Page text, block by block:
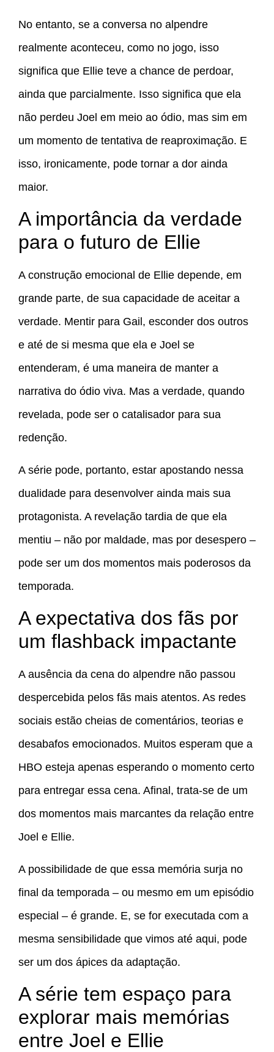
No entanto, se a conversa no alpendre
realmente aconteceu, como no jogo, isso
significa que Ellie teve a chance de perdoar,
ainda que parcialmente. Isso significa que ela
não perdeu Joel em meio ao ódio, mas sim em
um momento de tentativa de reaproximação. E
isso, ironicamente, pode tornar a dor ainda
maior.
A importância da verdade
para o futuro de Ellie
A construção emocional de Ellie depende, em
grande parte, de sua capacidade de aceitar a
verdade. Mentir para Gail, esconder dos outros
e até de si mesma que ela e Joel se
entenderam, é uma maneira de manter a
narrativa do ódio viva. Mas a verdade, quando
revelada, pode ser o catalisador para sua
redenção.
A série pode, portanto, estar apostando nessa
dualidade para desenvolver ainda mais sua
protagonista. A revelação tardia de que ela
mentiu – não por maldade, mas por desespero –
pode ser um dos momentos mais poderosos da
temporada.
A expectativa dos fãs por
um flashback impactante
A ausência da cena do alpendre não passou
despercebida pelos fãs mais atentos. As redes
sociais estão cheias de comentários, teorias e
desabafos emocionados. Muitos esperam que a
HBO esteja apenas esperando o momento certo
para entregar essa cena. Afinal, trata-se de um
dos momentos mais marcantes da relação entre
Joel e Ellie.
A possibilidade de que essa memória surja no
final da temporada – ou mesmo em um episódio
especial – é grande. E, se for executada com a
mesma sensibilidade que vimos até aqui, pode
ser um dos ápices da adaptação.
A série tem espaço para
explorar mais memórias
entre Joel e Ellie